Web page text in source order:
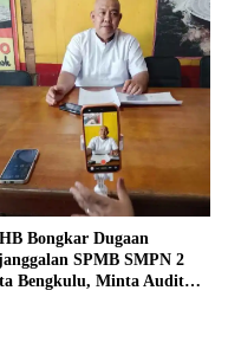
Bongkar Dugaan
SPMB SMPN 2
Bengkulu, Minta Audit